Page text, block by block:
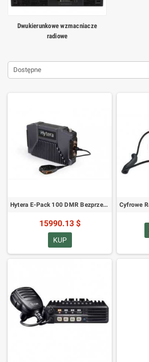
Dwukierunkowe wzmacniacze
radiowe
Dostępne
Hytera E-Pack 100 DMR Bezprzewodowy Ad Hoc Przekaźnik
15990.13 $
KUP